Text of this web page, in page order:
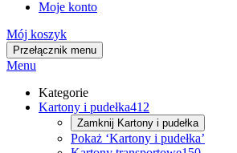
Moje konto
Mój koszyk
Przełącznik menu
Menu
Kategorie
Kartony i pudełka412
Zamknij Kartony i pudełka
Pokaż ‘Kartony i pudełka’